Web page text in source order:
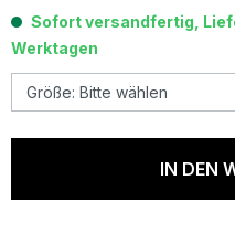
Sofort versandfertig,
Werktagen
IN DEN